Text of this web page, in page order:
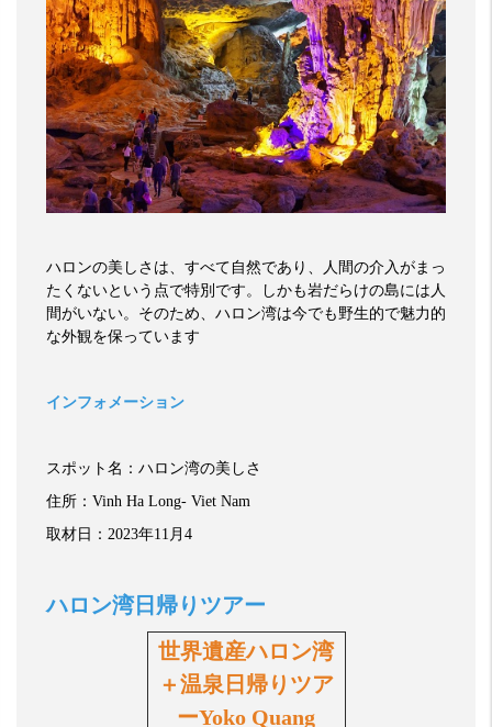
ハロンの美しさは、すべて自然であり、人間の介入がまっ
たくないという点で特別です。しかも岩だらけの島には人
間がいない。そのため、ハロン湾は今でも野生的で魅力的
な外観を保っています
インフォメーション
スポット名：ハロン湾の美しさ
住所： Vinh Ha Long- Viet Nam
取材日： 2023年11月4
ハロン湾日帰りツアー
世界遺産ハロン湾
＋温泉日帰りツア
ーYoko Quang